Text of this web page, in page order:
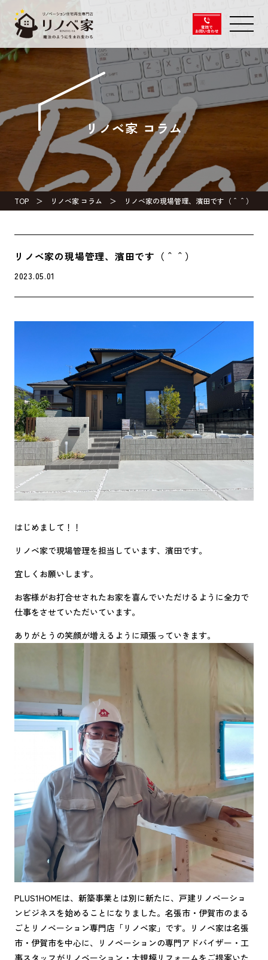
リノベ家 コラム
TOP リノベ家 コラム リノベ家の現場管理、濱田です（＾＾）
リノベ家の現場管理、濱田です（＾＾）
2023.05.01
はじめまして！！
リノベ家で現場管理を担当しています、濱田です。
宜しくお願いします。
お客様がお打合せされたお家を喜んでいただけるように全力で
仕事をさせていただいています。
ありがとうの笑顔が増えるように頑張っていきます。
PLUS1HOMEは、新築事業とは別に新たに、戸建リノベーショ
ンビジネスを始めることになりました。名張市・伊賀市のまる
ごとリノベーション専門店「リノベ家」です。リノベ家は名張
市・伊賀市を中心に、リノベーションの専門アドバイザー・工
事スタッフがリノベーション・大規模リフォームをご提案いた